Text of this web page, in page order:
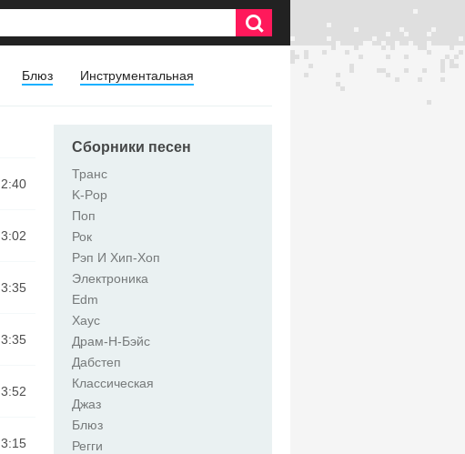
Блюз Инструментальная
2:40
3:02
3:35
3:35
3:52
3:15
Сборники песен
Транс
K-Pop
Поп
Рок
Рэп И Хип-Хоп
Электроника
Edm
Хаус
Драм-Н-Бэйс
Дабстеп
Классическая
Джаз
Блюз
Регги